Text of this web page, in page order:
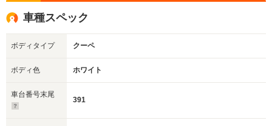
車種スペック
ボディタイプ クーペ
ボディ色 ホワイト
車台番号末尾
391